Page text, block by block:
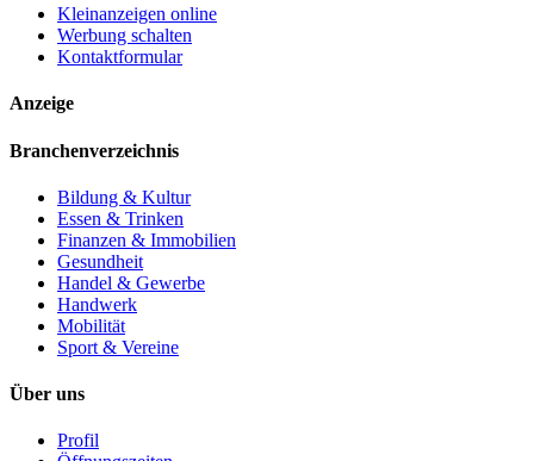
Kleinanzeigen online
Werbung schalten
Kontaktformular
Anzeige
Branchenverzeichnis
Bildung & Kultur
Essen & Trinken
Finanzen & Immobilien
Gesundheit
Handel & Gewerbe
Handwerk
Mobilität
Sport & Vereine
Über uns
Profil